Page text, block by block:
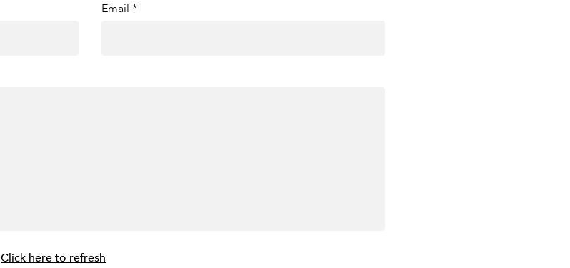
Email *
Click here to refresh